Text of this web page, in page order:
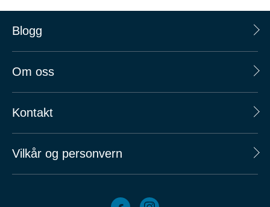
Blogg
Om oss
Kontakt
Vilkår og personvern